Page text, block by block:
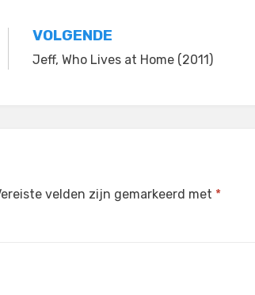
VOLGENDE
Jeff, Who Lives at Home (2011)
velden zijn gemarkeerd met *